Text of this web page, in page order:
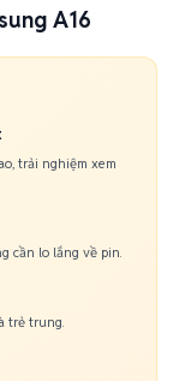
A16
trải nghiệm xem
cần lo lắng về pin.
trẻ trung.